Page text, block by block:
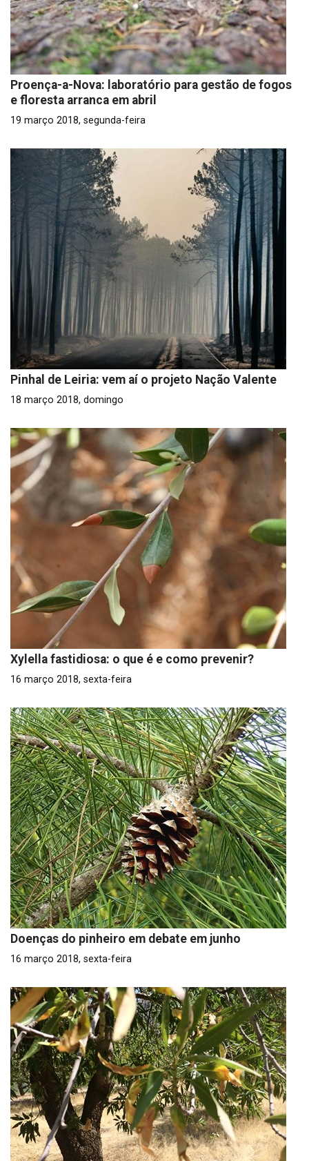
Proença-a-Nova: laboratório para gestão de fogos
e floresta arranca em abril
19 março 2018, segunda-feira
Pinhal de Leiria: vem aí o projeto Nação Valente
18 março 2018, domingo
Xylella fastidiosa: o que é e como prevenir?
16 março 2018, sexta-feira
Doenças do pinheiro em debate em junho
16 março 2018, sexta-feira